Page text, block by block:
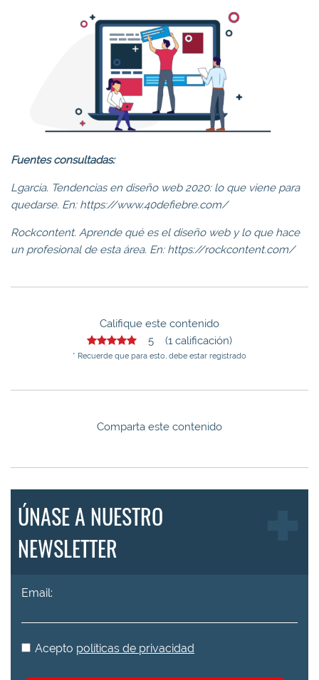
Fuentes consultadas:
Lgarcia. Tendencias en diseño web 2020: lo que viene para
quedarse. En: https://www.40defiebre.com/
Rockcontent. Aprende qué es el diseño web y lo que hace
un profesional de esta área. En: https://rockcontent.com/
Califique este contenido
5 (1 calificación)
* Recuerde que para esto, debe estar registrado
Comparta este contenido
ÚNASE A NUESTRO
NEWSLETTER
Email:
Acepto políticas de privacidad